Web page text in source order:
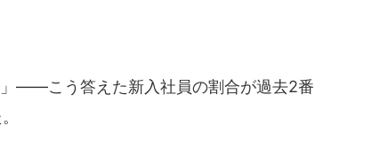
――こう答えた新入社員の割合が過去2番